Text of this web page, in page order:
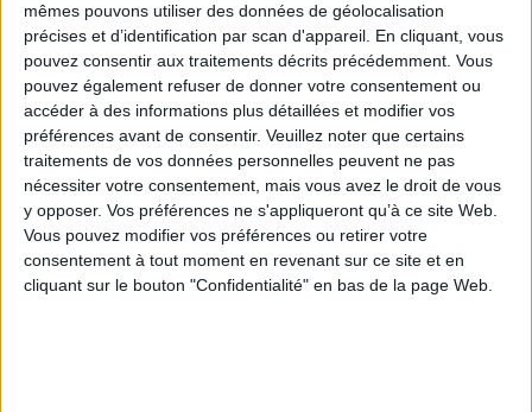
mêmes pouvons utiliser des données de géolocalisation
précises et d’identification par scan d'appareil. En cliquant, vous
pouvez consentir aux traitements décrits précédemment. Vous
pouvez également refuser de donner votre consentement ou
accéder à des informations plus détaillées et modifier vos
préférences avant de consentir. Veuillez noter que certains
traitements de vos données personnelles peuvent ne pas
nécessiter votre consentement, mais vous avez le droit de vous
y opposer. Vos préférences ne s'appliqueront qu’à ce site Web.
Vous pouvez modifier vos préférences ou retirer votre
consentement à tout moment en revenant sur ce site et en
cliquant sur le bouton "Confidentialité" en bas de la page Web.
Nous vous donnons rendez-vous à partir du 8 septembre pour une
rentrée littéraire vivante, vibrante, pleine de rencontres et de
découvertes.